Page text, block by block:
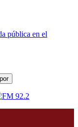
pública en el